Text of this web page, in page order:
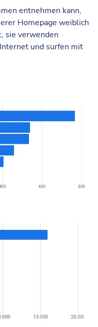
entnehmen kann,
Homepage weiblich
sie verwenden
und surfen mit